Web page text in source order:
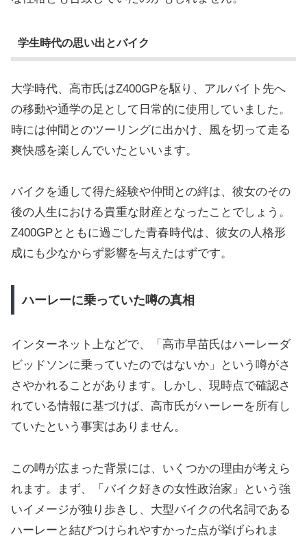
学生時代の思い出とバイク
大学時代、高市氏はZ400GPを駆り、アルバイト先へ
の移動や通学の足として日常的に使用していました。
時には仲間とのツーリングに出かけ、風を切って走る
爽快感を楽しんでいたといいます。
バイクを通して得た経験や仲間との絆は、彼女のその
後の人生における貴重な財産となったことでしょう。
Z400GPとともに過ごした青春時代は、彼女の人格形
成にも少なからず影響を与えたはずです。
ハーレーに乗っていた噂の真相
インターネット上などで、「高市早苗氏はハーレーダ
ビッドソンに乗っていたのではないか」という噂がさ
さやかれることがあります。しかし、現時点で確認さ
れている情報に基づけば、高市氏がハーレーを所有し
ていたという事実はありません。
この噂が広まった背景には、いくつかの理由が考えら
れます。まず、「バイク好きの女性政治家」という強
いイメージが独り歩きし、大型バイクの代名詞である
ハーレーと結びつけられやすかった点が挙げられま